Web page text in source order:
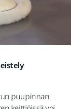
puupinnan